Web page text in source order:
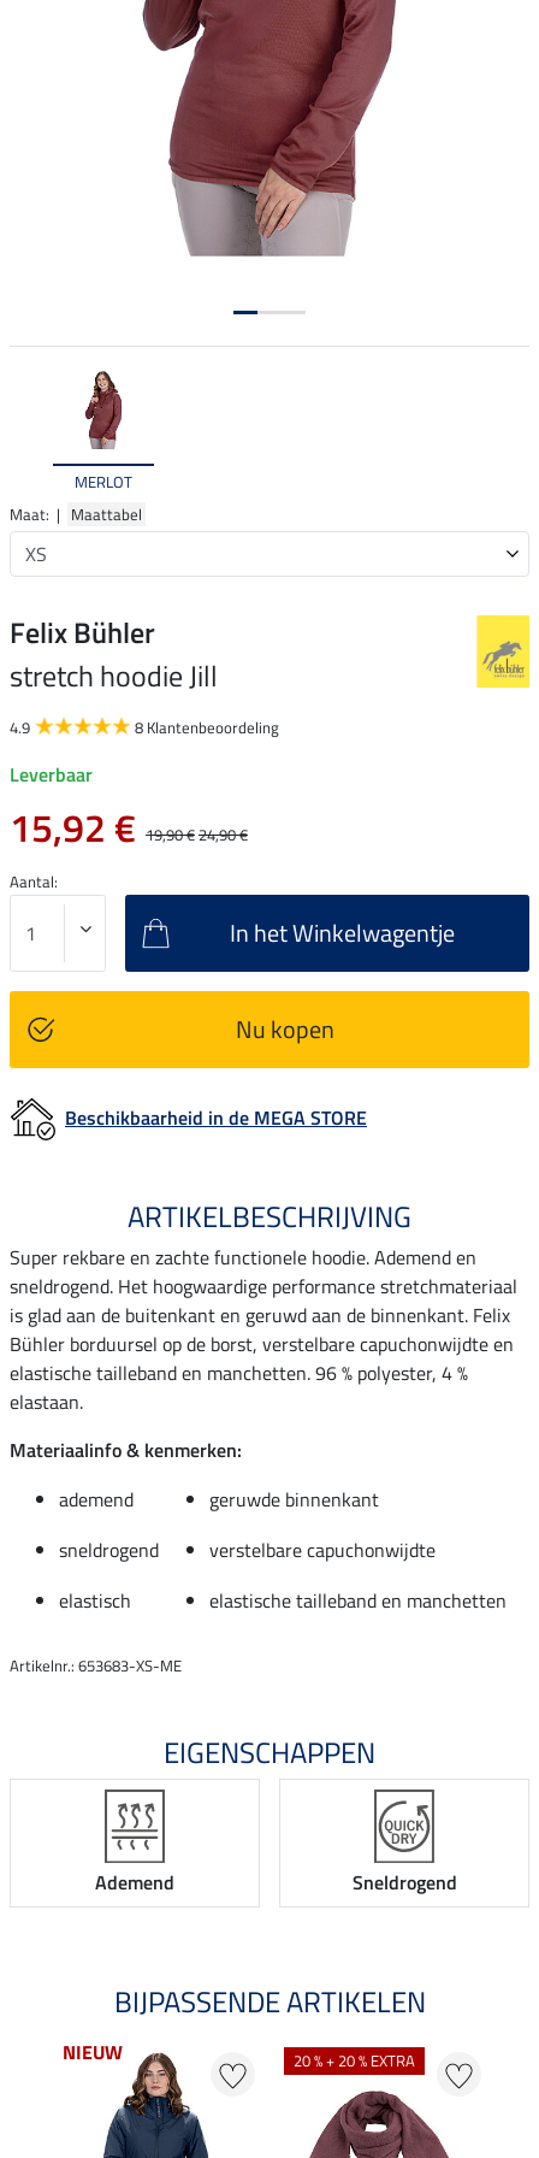
MERLOT
Maat: | Maattabel
Felix Bühler
stretch hoodie Jill
4.9 8 Klantenbeoordeling
Leverbaar
15,92 € 19,90 €24,90 €
Aantal:
In het Winkelwagentje
Nu kopen
Beschikbaarheid in de MEGA STORE
ARTIKELBESCHRIJVING
Super rekbare en zachte functionele hoodie. Ademend en
sneldrogend. Het hoogwaardige performance stretchmateriaal
is glad aan de buitenkant en geruwd aan de binnenkant. Felix
Bühler borduursel op de borst, verstelbare capuchonwijdte en
elastische tailleband en manchetten. 96 % polyester, 4 %
elastaan.
Materiaalinfo & kenmerken:
ademend
geruwde binnenkant
sneldrogend
verstelbare capuchonwijdte
elastisch
elastische tailleband en manchetten
Artikelnr.: 653683-XS-ME
EIGENSCHAPPEN
Ademend Sneldrogend
BIJPASSENDE ARTIKELEN
NIEUW 20 % + 20 % EXTRA